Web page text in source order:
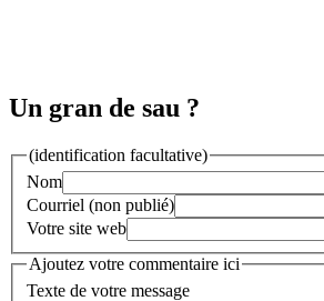
Un gran de sau ?
(identification facultative)
Nom
Courriel (non publié)
Votre site web
Ajoutez votre commentaire ici
Texte de votre message